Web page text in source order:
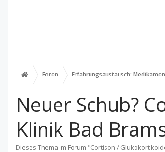
Foren Erfahrungsaustausch:
Neuer Schub?
Klinik Bad
Dieses Thema im Forum "Cortison /